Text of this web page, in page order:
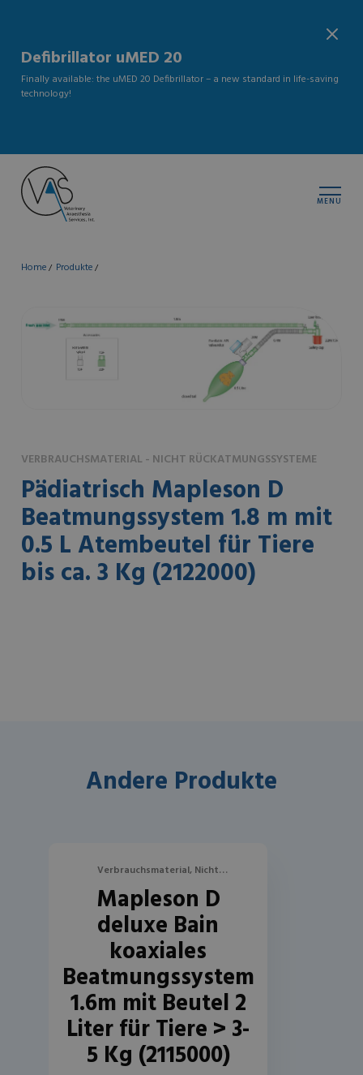
Defibrillator uMED 20
Finally available: the uMED 20 Defibrillator – a new standard in life-saving
technology!
MENU
Home Produkte
VERBRAUCHSMATERIAL - NICHT RÜCKATMUNGSSYSTEME
Pädiatrisch Mapleson D
Beatmungssystem 1.8 m mit
0.5 L Atembeutel für Tiere
bis ca. 3 Kg (2122000)
Andere Produkte
Verbrauchsmaterial, Nicht
Rückatmungssysteme
Mapleson D
deluxe Bain
koaxiales
Beatmungssystem
1.6m mit Beutel 2
Liter für Tiere > 3-
5 Kg (2115000)